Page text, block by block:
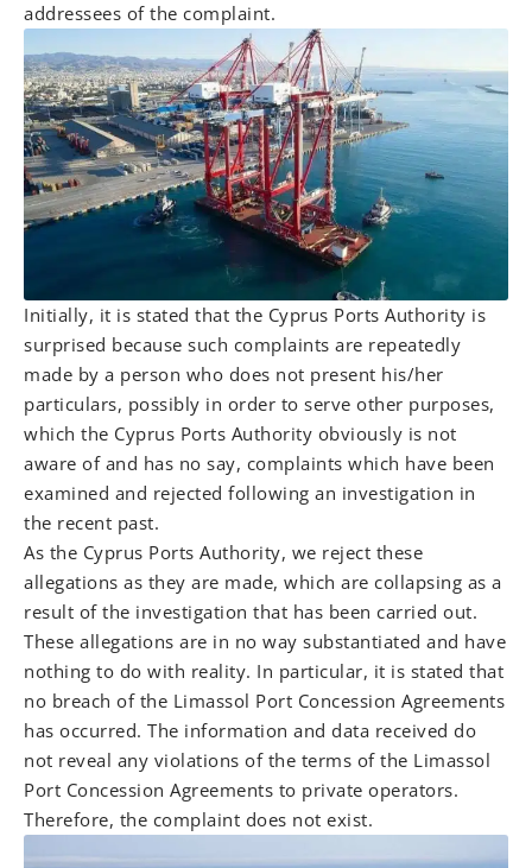
addressees of the complaint.
Initially, it is stated that the Cyprus Ports Authority is
surprised because such complaints are repeatedly
made by a person who does not present his/her
particulars, possibly in order to serve other purposes,
which the Cyprus Ports Authority obviously is not
aware of and has no say, complaints which have been
examined and rejected following an investigation in
the recent past.
As the Cyprus Ports Authority, we reject these
allegations as they are made, which are collapsing as a
result of the investigation that has been carried out.
These allegations are in no way substantiated and have
nothing to do with reality. In particular, it is stated that
no breach of the Limassol Port Concession Agreements
has occurred. The information and data received do
not reveal any violations of the terms of the Limassol
Port Concession Agreements to private operators.
Therefore, the complaint does not exist.